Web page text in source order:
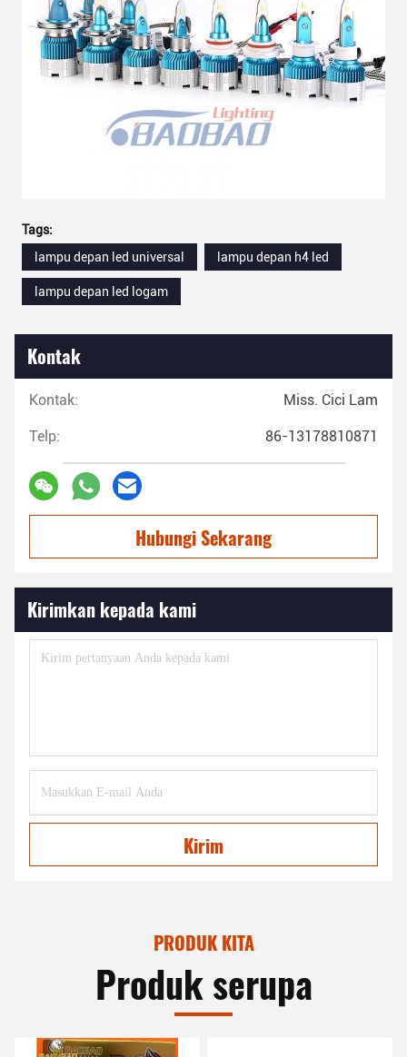
Tags:
lampu depan led universal
lampu depan h4 led
lampu depan led logam
Kontak
Kontak: Miss. Cici Lam
Telp: 86-13178810871
Hubungi Sekarang
Kirimkan kepada kami
Kirim
PRODUK KITA
Produk serupa